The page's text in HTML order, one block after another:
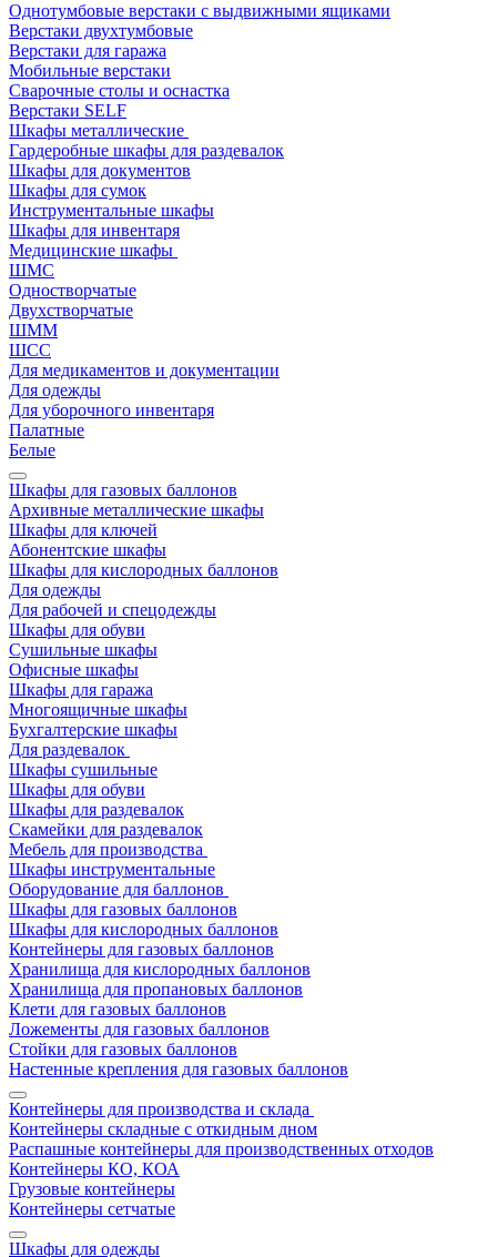
Однотумбовые верстаки с выдвижными ящиками
Верстаки двухтумбовые
Верстаки для гаража
Мобильные верстаки
Сварочные столы и оснастка
Верстаки SELF
Шкафы металлические
Гардеробные шкафы для раздевалок
Шкафы для документов
Шкафы для сумок
Инструментальные шкафы
Шкафы для инвентаря
Медицинские шкафы
ШМС
Одностворчатые
Двухстворчатые
ШММ
ШСС
Для медикаментов и документации
Для одежды
Для уборочного инвентаря
Палатные
Белые
Шкафы для газовых баллонов
Архивные металлические шкафы
Шкафы для ключей
Абонентские шкафы
Шкафы для кислородных баллонов
Для одежды
Для рабочей и спецодежды
Шкафы для обуви
Сушильные шкафы
Офисные шкафы
Шкафы для гаража
Многоящичные шкафы
Бухгалтерские шкафы
Для раздевалок
Шкафы сушильные
Шкафы для обуви
Шкафы для раздевалок
Скамейки для раздевалок
Мебель для производства
Шкафы инструментальные
Оборудование для баллонов
Шкафы для газовых баллонов
Шкафы для кислородных баллонов
Контейнеры для газовых баллонов
Хранилища для кислородных баллонов
Хранилища для пропановых баллонов
Клети для газовых баллонов
Ложементы для газовых баллонов
Стойки для газовых баллонов
Настенные крепления для газовых баллонов
Контейнеры для производства и склада
Контейнеры складные с откидным дном
Распашные контейнеры для производственных отходов
Контейнеры КО, КОА
Грузовые контейнеры
Контейнеры сетчатые
Шкафы для одежды